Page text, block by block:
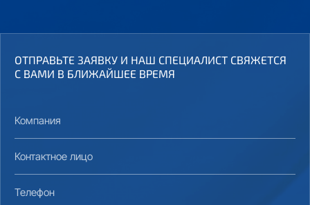
ОТПРАВЬТЕ ЗАЯВКУ И НАШ СПЕЦИАЛИСТ СВЯЖЕТСЯ
С ВАМИ В БЛИЖАЙШЕЕ ВРЕМЯ